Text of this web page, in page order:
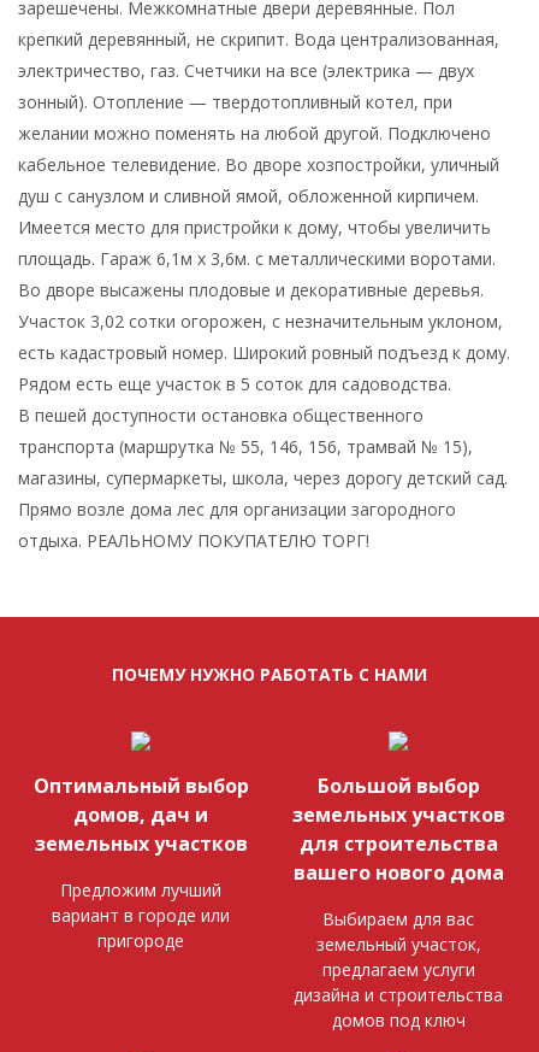
зарешечены. Межкомнатные двери деревянные. Пол
крепкий деревянный, не скрипит. Вода централизованная,
электричество, газ. Счетчики на все (электрика — двух
зонный). Отопление — твердотопливный котел, при
желании можно поменять на любой другой. Подключено
кабельное телевидение. Во дворе хозпостройки, уличный
душ с санузлом и сливной ямой, обложенной кирпичем.
Имеется место для пристройки к дому, чтобы увеличить
площадь. Гараж 6,1м х 3,6м. с металлическими воротами.
Во дворе высажены плодовые и декоративные деревья.
Участок 3,02 сотки огорожен, с незначительным уклоном,
есть кадастровый номер. Широкий ровный подъезд к дому.
Рядом есть еще участок в 5 соток для садоводства.
В пешей доступности остановка общественного
транспорта (маршрутка № 55, 146, 156, трамвай № 15),
магазины, супермаркеты, школа, через дорогу детский сад.
Прямо возле дома лес для организации загородного
отдыха. РЕАЛЬНОМУ ПОКУПАТЕЛЮ ТОРГ!
ПОЧЕМУ НУЖНО РАБОТАТЬ С НАМИ
Оптимальный выбор
домов, дач и
земельных участков
Предложим лучший
вариант в городе или
пригороде
Большой выбор
земельных участков
для строительства
вашего нового дома
Выбираем для вас
земельный участок,
предлагаем услуги
дизайна и строительства
домов под ключ